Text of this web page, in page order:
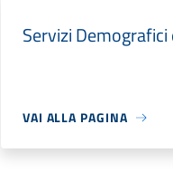
Servizi
VAI ALLA PAGINA